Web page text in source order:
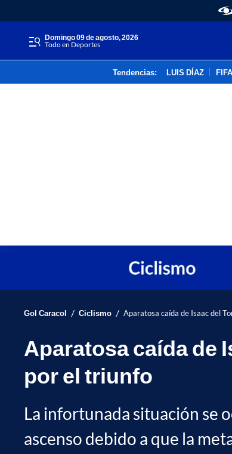
domingo 09 de agosto, 2026
Todo en Deportes
Tendencias: LUIS DÍAZ
Gol Caracol / Ciclismo / Aparatosa caída de Isaac del
Aparatosa caída de
por el triunfo
La infortunada situación se
ascenso debido a que la